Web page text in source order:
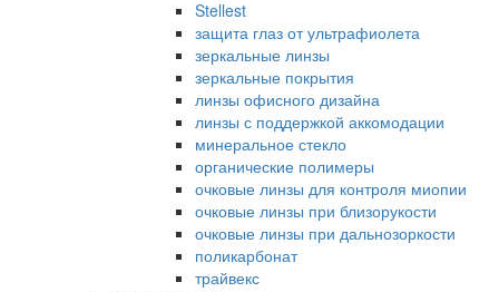
Stellest
защита глаз от ультрафиолета
зеркальные линзы
зеркальные покрытия
линзы офисного дизайна
линзы с поддержкой аккомодации
минеральное стекло
органические полимеры
очковые линзы для контроля миопии
очковые линзы при близорукости
очковые линзы при дальнозоркости
поликарбонат
трайвекс